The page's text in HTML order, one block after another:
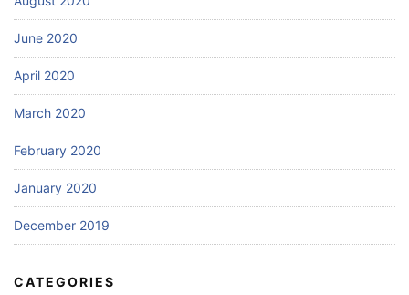
June 2020
April 2020
March 2020
February 2020
January 2020
December 2019
CATEGORIES